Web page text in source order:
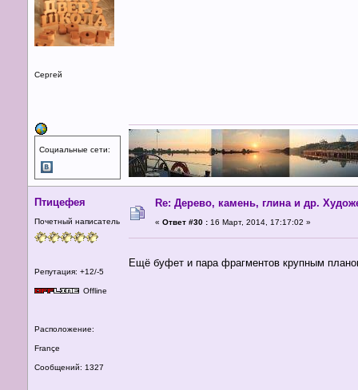
Сергей
Социальные сети:
Птицефея
Почетный написатель
Репутация: +12/-5
Offline
Расположение:
Françe
Сообщений: 1327
Re: Дерево, камень, глина и др.
« Ответ #30 : 16 Март, 2014, 17:17:02 »
Ещё буфет и пара фрагментов крупным